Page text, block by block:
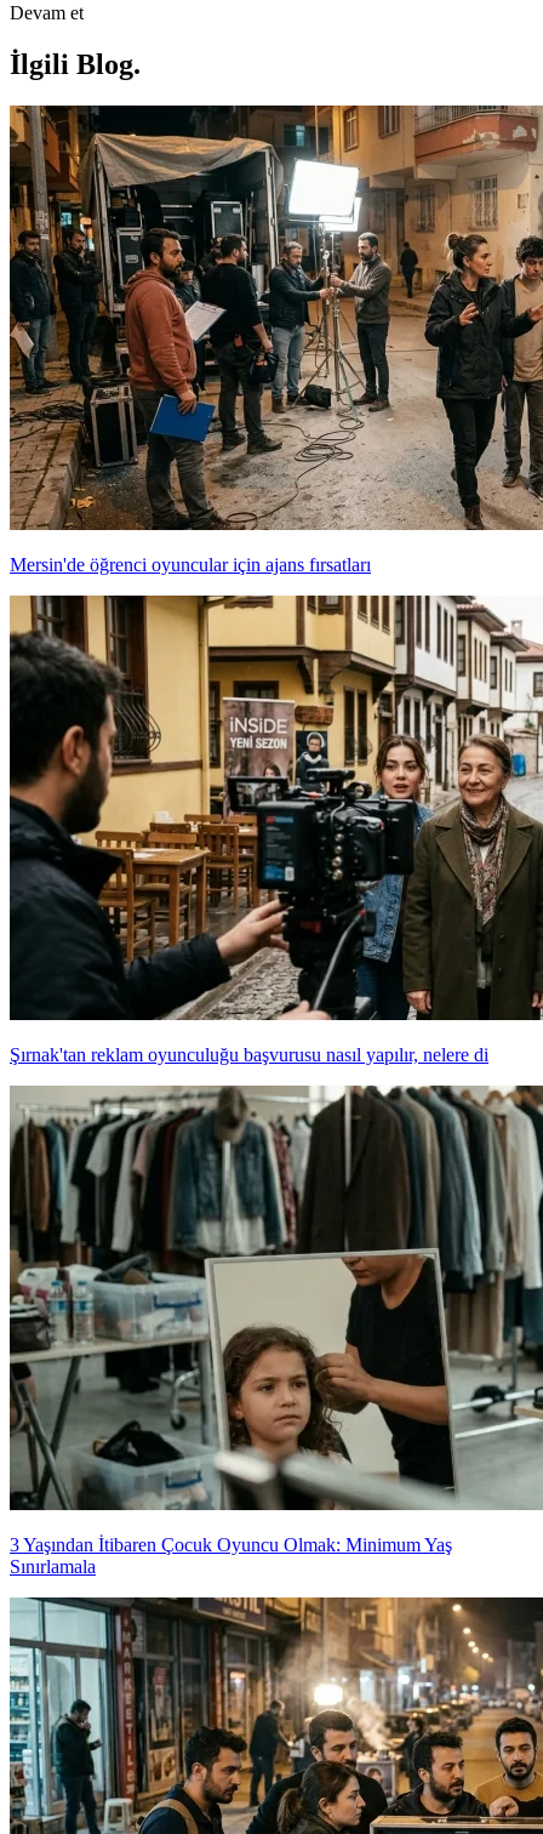
Devam et
İlgili Blog.
Mersin'de öğrenci oyuncular için ajans fırsatları
Şırnak'tan reklam oyunculuğu başvurusu nasıl yapılır, nelere di
3 Yaşından İtibaren Çocuk Oyuncu Olmak: Minimum Yaş
Sınırlamala